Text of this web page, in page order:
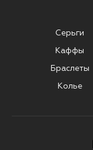
Серьги
Каффы
Браслеты
Колье